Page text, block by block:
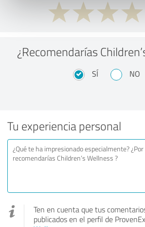
¿Recomendarías
SÍ NO
Tu experiencia personal
Ten en cuenta que tus
publicados en el perfil de